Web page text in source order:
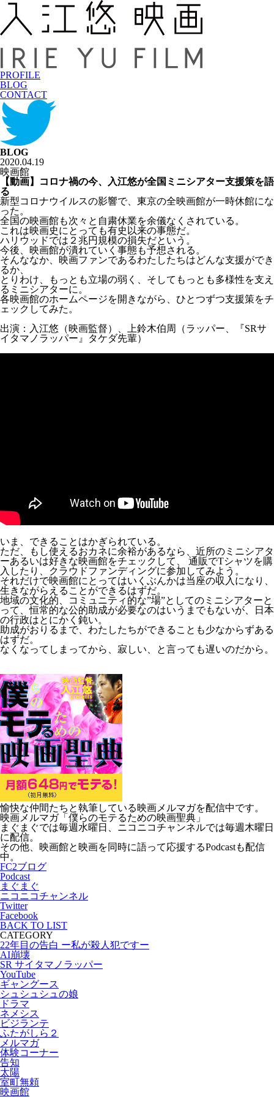
PROFILE
BLOG
CONTACT
BLOG
2020.04.19
映画館
【動画】コロナ禍の今、入江悠が全国ミニシアター支援策を語
る
新型コロナウイルスの影響で、東京の全映画館が一時休館にな
った。
全国の映画館も次々と自粛休業を余儀なくされている。
これは映画史にとっても有史以来の事態だ。
ハリウッドでは２兆円規模の損失だという。
今後、映画館が潰れていく事態も予想される。
そんななか、映画ファンであるわたしたちはどんな支援ができ
るか、
とりわけ、もっとも立場の弱く、そしてもっとも多様性を支え
るミニシアターに。
各映画館のホームページを開きながら、ひとつずつ支援策をチ
ェックしてみた。
出演：入江悠（映画監督）、上鈴木伯周（ラッパー、『SRサ
イタマノラッパー』タケダ先輩）
いま、できることはかぎられている。
ただ、もし使えるおカネに余裕があるなら、近所のミニシアタ
ーあるいは好きな映画館をチェックして、 通販でTシャツを購
入したり、クラウドファンディングに参加してみよう。
それだけで映画館にとってはいくぶんかは当座の収入になり、
生きながらえることができるはずだ。
地域の文化的、コミュニティ的な”場”としてのミニシアターと
って、恒常的な公的助成が必要なのはいうまでもないが、日本
の行政はとにかく鈍い。
助成がおりるまで、わたしたちができることも少なからずある
はずだ。
なくなってしまってから、寂しい、と言っても遅いのだから。
愉快な仲間たちと執筆している映画メルマガを配信中です。
映画メルマガ「僕らのモテるための映画聖典」
まぐまぐでは毎週水曜日、ニコニコチャンネルでは毎週木曜日
に配信。
その他、映画館と映画を同時に語って応援するPodcastも配信
中。
FC2ブログ
Podcast
まぐまぐ
ニコニコチャンネル
Twitter
Facebook
BACK TO LIST
CATEGORY
22年目の告白 ー私が殺人犯ですー
AI崩壊
SR サイタマノラッパー
YouTube
ギャングース
シュシュシュの娘
ドラマ
ネメシス
ビジランテ
ふたがしら２
メルマガ
体験コーナー
告知
太陽
室町無頼
映画館